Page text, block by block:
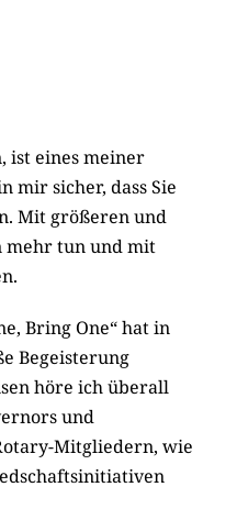
ist eines meiner
mir sicher, dass Sie
Mit größeren und
mehr tun und mit
Bring One“ hat in
Begeisterung
höre ich überall
und
Mitgliedern, wie